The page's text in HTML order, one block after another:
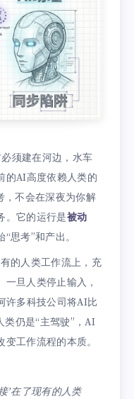
须建在河边，水车
的AI高度依赖人类的
，不会在深夜为你解
。它的运行是被动
思考”和产出。
的人类工作流上，充
旦人类停止输入，
许多科技公司将AI比
仍是“主驾驶”，AI
工作流程的本质。
’在了现有的人类